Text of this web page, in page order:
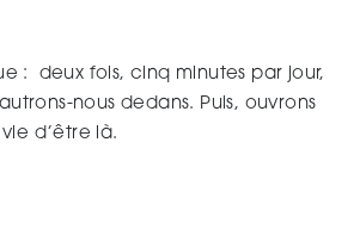
: deux fois, cinq minutes par jour,
nous dedans. Puis, ouvrons
d’être là.
Fermer